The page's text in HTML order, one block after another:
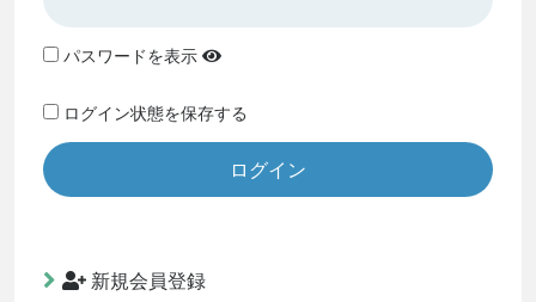
パスワードを表示
ログイン状態を保存する
新規会員登録